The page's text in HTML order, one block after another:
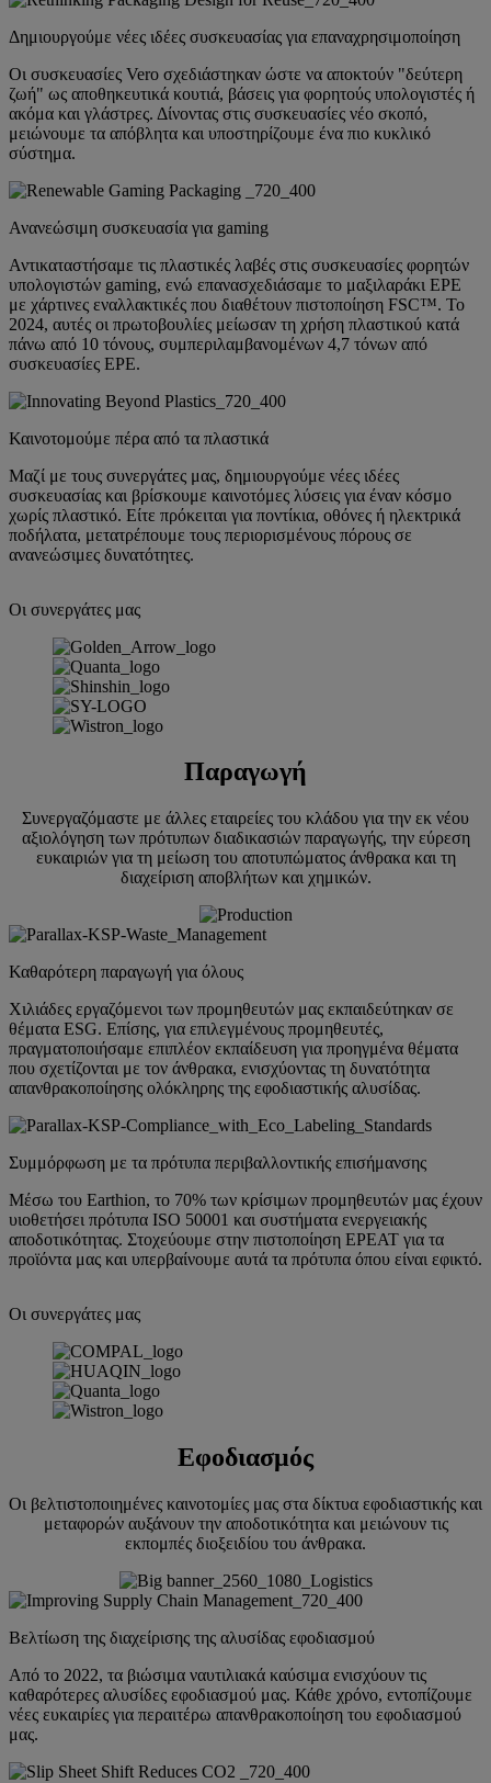
Δημιουργούμε νέες ιδέες συσκευασίας για επαναχρησιμοποίηση
Οι συσκευασίες Vero σχεδιάστηκαν ώστε να αποκτούν "δεύτερη
ζωή" ως αποθηκευτικά κουτιά, βάσεις για φορητούς υπολογιστές ή
ακόμα και γλάστρες. Δίνοντας στις συσκευασίες νέο σκοπό,
μειώνουμε τα απόβλητα και υποστηρίζουμε ένα πιο κυκλικό
σύστημα.
Ανανεώσιμη συσκευασία για gaming
Αντικαταστήσαμε τις πλαστικές λαβές στις συσκευασίες φορητών
υπολογιστών gaming, ενώ επανασχεδιάσαμε το μαξιλαράκι EPE
με χάρτινες εναλλακτικές που διαθέτουν πιστοποίηση FSC™. Το
2024, αυτές οι πρωτοβουλίες μείωσαν τη χρήση πλαστικού κατά
πάνω από 10 τόνους, συμπεριλαμβανομένων 4,7 τόνων από
συσκευασίες EPE.
Καινοτομούμε πέρα από τα πλαστικά
Μαζί με τους συνεργάτες μας, δημιουργούμε νέες ιδέες
συσκευασίας και βρίσκουμε καινοτόμες λύσεις για έναν κόσμο
χωρίς πλαστικό. Είτε πρόκειται για ποντίκια, οθόνες ή ηλεκτρικά
ποδήλατα, μετατρέπουμε τους περιορισμένους πόρους σε
ανανεώσιμες δυνατότητες.
Οι συνεργάτες μας
Παραγωγή
Συνεργαζόμαστε με άλλες εταιρείες του κλάδου για την εκ νέου
αξιολόγηση των πρότυπων διαδικασιών παραγωγής, την εύρεση
ευκαιριών για τη μείωση του αποτυπώματος άνθρακα και τη
διαχείριση αποβλήτων και χημικών.
Καθαρότερη παραγωγή για όλους
Χιλιάδες εργαζόμενοι των προμηθευτών μας εκπαιδεύτηκαν σε
θέματα ESG. Επίσης, για επιλεγμένους προμηθευτές,
πραγματοποιήσαμε επιπλέον εκπαίδευση για προηγμένα θέματα
που σχετίζονται με τον άνθρακα, ενισχύοντας τη δυνατότητα
απανθρακοποίησης ολόκληρης της εφοδιαστικής αλυσίδας.
Συμμόρφωση με τα πρότυπα περιβαλλοντικής επισήμανσης
Μέσω του Earthion, το 70% των κρίσιμων προμηθευτών μας έχουν
υιοθετήσει πρότυπα ISO 50001 και συστήματα ενεργειακής
αποδοτικότητας. Στοχεύουμε στην πιστοποίηση EPEAT για τα
προϊόντα μας και υπερβαίνουμε αυτά τα πρότυπα όπου είναι εφικτό.
Οι συνεργάτες μας
Εφοδιασμός
Οι βελτιστοποιημένες καινοτομίες μας στα δίκτυα εφοδιαστικής και
μεταφορών αυξάνουν την αποδοτικότητα και μειώνουν τις
εκπομπές διοξειδίου του άνθρακα.
Βελτίωση της διαχείρισης της αλυσίδας εφοδιασμού
Από το 2022, τα βιώσιμα ναυτιλιακά καύσιμα ενισχύουν τις
καθαρότερες αλυσίδες εφοδιασμού μας. Κάθε χρόνο, εντοπίζουμε
νέες ευκαιρίες για περαιτέρω απανθρακοποίηση του εφοδιασμού
μας.